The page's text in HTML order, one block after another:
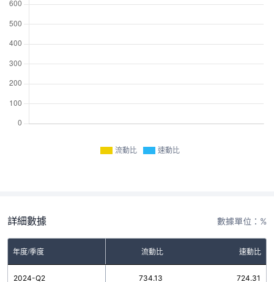
流動比 速動比
詳細數據 數據單位：%
年度/季度 流動比 速動比
2024-Q2 734.13 724.31